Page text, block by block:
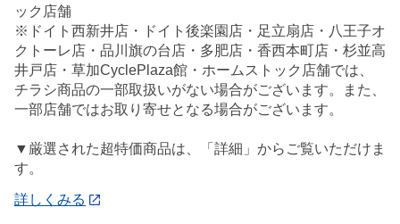
ック店舗
※ドイト西新井店・ドイト後楽園店・足立扇店・八王子オ
クトーレ店・品川旗の台店・多肥店・香西本町店・杉並高
井戸店・草加CyclePlaza館・ホームストック店舗では、
チラシ商品の一部取扱いがない場合がございます。また、
一部店舗ではお取り寄せとなる場合がございます。
▼厳選された超特価商品は、「詳細」からご覧いただけま
す。
詳しくみる